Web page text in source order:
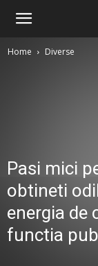
Home Diverse
Pasi mici
obtineti
energia de
functia